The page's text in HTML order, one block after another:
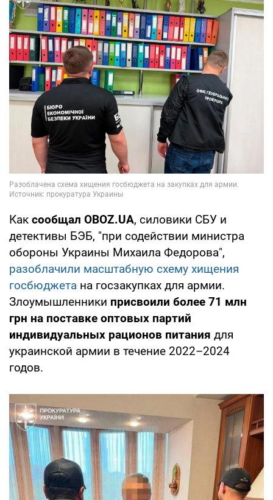
Как сообщал OBOZ.UA, силовики СБУ и
детективы БЭБ, "при содействии министра
обороны Украины Михаила Федорова",
разоблачили масштабную схему хищения
госбюджета на госзакупках для армии.
Злоумышленники присвоили более 71 млн
грн на поставке оптовых партий
индивидуальных рационов питания для
украинской армии в течение 2022–2024
годов.